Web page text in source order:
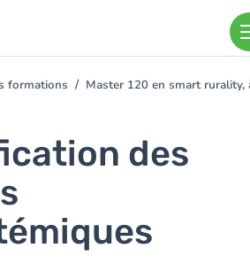
formations Master 120 en smart
des